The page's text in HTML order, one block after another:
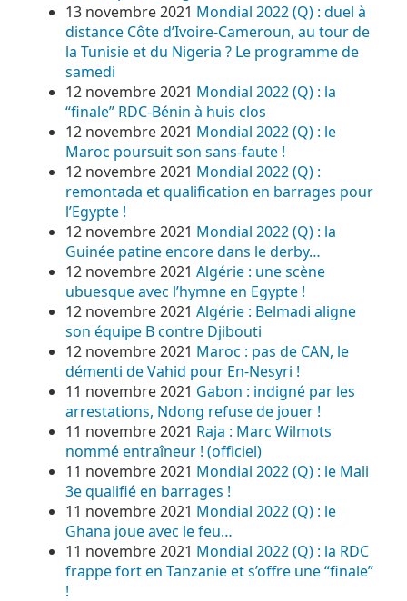
13 novembre 2021 Mondial 2022 (Q) : duel à
distance Côte d’Ivoire-Cameroun, au tour de
la Tunisie et du Nigeria ? Le programme de
samedi
12 novembre 2021 Mondial 2022 (Q) : la
“finale” RDC-Bénin à huis clos
12 novembre 2021 Mondial 2022 (Q) : le
Maroc poursuit son sans-faute !
12 novembre 2021 Mondial 2022 (Q) :
remontada et qualification en barrages pour
l’Egypte !
12 novembre 2021 Mondial 2022 (Q) : la
Guinée patine encore dans le derby…
12 novembre 2021 Algérie : une scène
ubuesque avec l’hymne en Egypte !
12 novembre 2021 Algérie : Belmadi aligne
son équipe B contre Djibouti
12 novembre 2021 Maroc : pas de CAN, le
démenti de Vahid pour En-Nesyri !
11 novembre 2021 Gabon : indigné par les
arrestations, Ndong refuse de jouer !
11 novembre 2021 Raja : Marc Wilmots
nommé entraîneur ! (officiel)
11 novembre 2021 Mondial 2022 (Q) : le Mali
3e qualifié en barrages !
11 novembre 2021 Mondial 2022 (Q) : le
Ghana joue avec le feu…
11 novembre 2021 Mondial 2022 (Q) : la RDC
frappe fort en Tanzanie et s’offre une “finale”
!